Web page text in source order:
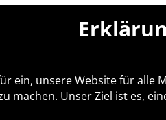
ein, unsere Website für alle
machen. Unser Ziel ist es,